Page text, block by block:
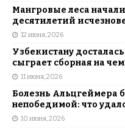
Мангровые леса
десятилетий
12 июня, 2026
Узбекистану
сыграет сборная на
11 июня, 2026
Болезнь Альцгеймера
непобедимой: что
10 июня, 2026